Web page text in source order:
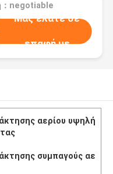
：negotiable
Μας ελάτε σε
επαφή με
αερίου υψηλή
συμπαγούς αε